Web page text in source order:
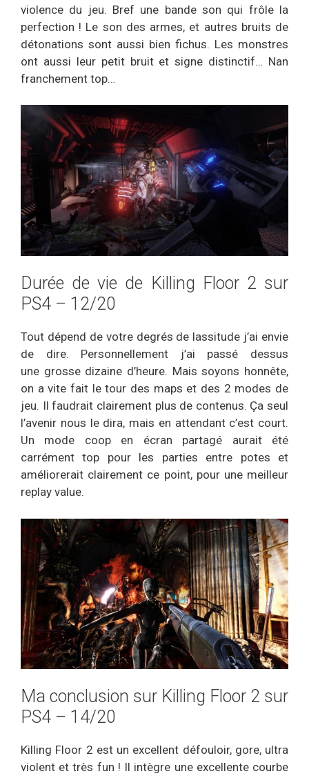
violence du jeu. Bref une bande son qui frôle la
perfection ! Le son des armes, et autres bruits de
détonations sont aussi bien fichus. Les monstres
ont aussi leur petit bruit et signe distinctif… Nan
franchement top…
Durée de vie de Killing Floor 2 sur
PS4 – 12/20
Tout dépend de votre degrés de lassitude j’ai envie
de dire. Personnellement j’ai passé dessus
une grosse dizaine d’heure. Mais soyons honnête,
on a vite fait le tour des maps et des 2 modes de
jeu. Il faudrait clairement plus de contenus. Ça seul
l’avenir nous le dira, mais en attendant c’est court.
Un mode coop en écran partagé aurait été
carrément top pour les parties entre potes et
améliorerait clairement ce point, pour une meilleur
replay value.
Ma conclusion sur Killing Floor 2 sur
PS4 – 14/20
Killing Floor 2 est un excellent défouloir, gore, ultra
violent et très fun ! Il intègre une excellente courbe